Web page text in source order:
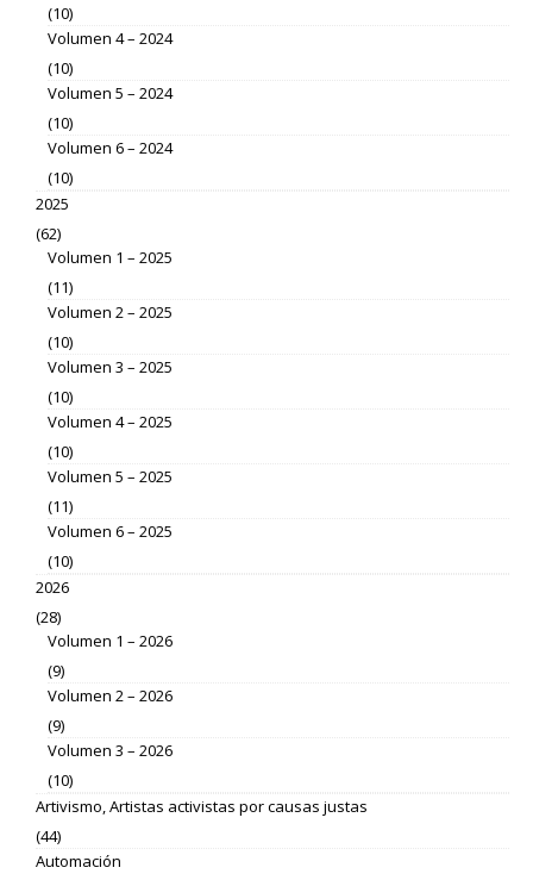
(10)
Volumen 4 – 2024
(10)
Volumen 5 – 2024
(10)
Volumen 6 – 2024
(10)
2025
(62)
Volumen 1 – 2025
(11)
Volumen 2 – 2025
(10)
Volumen 3 – 2025
(10)
Volumen 4 – 2025
(10)
Volumen 5 – 2025
(11)
Volumen 6 – 2025
(10)
2026
(28)
Volumen 1 – 2026
(9)
Volumen 2 – 2026
(9)
Volumen 3 – 2026
(10)
Artivismo, Artistas activistas por causas justas
(44)
Automación